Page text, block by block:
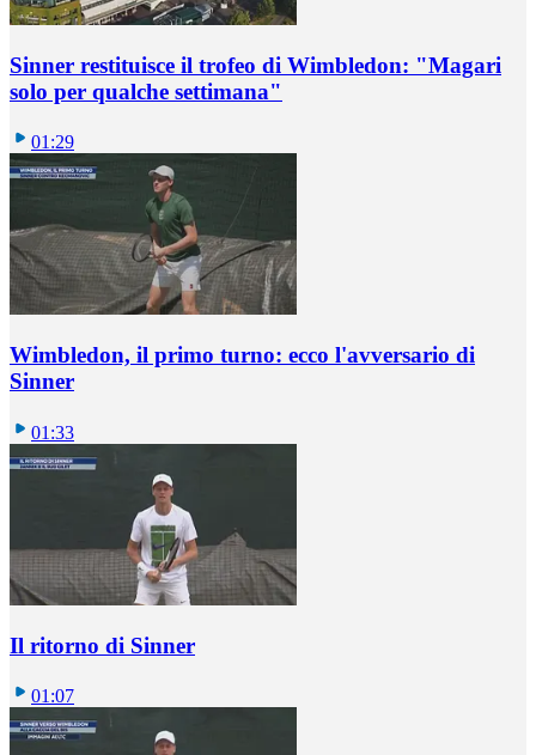
Sinner restituisce il trofeo di Wimbledon: "Magari
solo per qualche settimana"
01:29
Wimbledon, il primo turno: ecco l'avversario di
Sinner
01:33
Il ritorno di Sinner
01:07